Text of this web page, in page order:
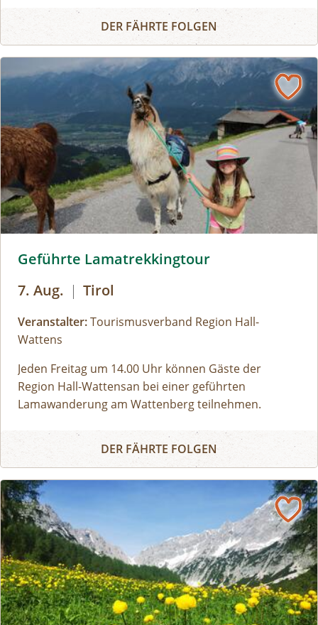
Geschichten, Sagen und Anekdoten, die den Weg
hinauf zum Gipfelkreuz kurzweilig und spannend
Auf den Spuren des Glungezerriesen
DER FÄHRTE FOLGEN
Geführte Lamatrekkingtour
7. Aug. | Tirol
Veranstalter:Tourismusverband Region Hall-
Wattens
Jeden Freitag um 14.00 Uhr können Gäste der
Region Hall-Wattensan bei einer geführten
Lamawanderung am Wattenberg teilnehmen.
gehen auf Tuchfühlung mit den pfiffigen
Wanderkameraden und erkunden gemeinsam den
über die freundlichen Paarhufer. Auf geht´s!
Geführte Lamatrekkingtour
DER FÄHRTE FOLGEN